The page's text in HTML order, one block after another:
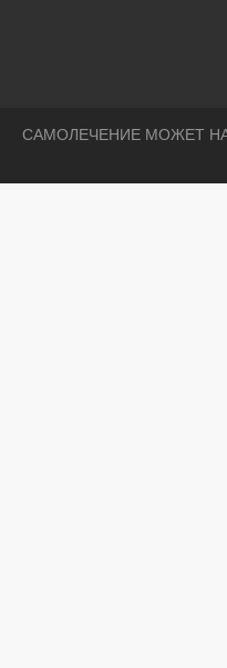
САМОЛЕЧЕНИЕ МОЖЕТ